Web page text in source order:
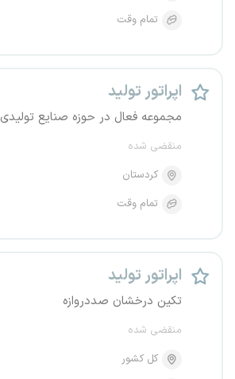
تمام وقت
اپراتور تولید
مجموعه فعال در حوزه صنایع تولیدی
منقضی شده
کردستان
تمام وقت
اپراتور تولید
تکین درخشان صددروازه
منقضی شده
کل کشور